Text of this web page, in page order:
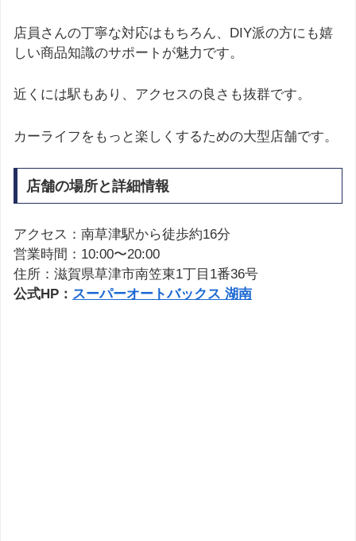
店員さんの丁寧な対応はもちろん、DIY派の方にも嬉
しい商品知識のサポートが魅力です。
近くには駅もあり、アクセスの良さも抜群です。
カーライフをもっと楽しくするための大型店舗です。
店舗の場所と詳細情報
アクセス：南草津駅から徒歩約16分
営業時間：10:00〜20:00
住所：滋賀県草津市南笠東1丁目1番36号
公式HP： スーパーオートバックス 湖南